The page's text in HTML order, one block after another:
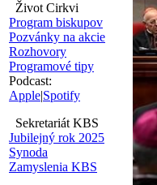
Život Cirkvi
Program biskupov
Pozvánky na akcie
Rozhovory
Programové tipy
Podcast:
Apple|Spotify
Sekretariát KBS
Jubilejný rok 2025
Synoda
Zamyslenia KBS